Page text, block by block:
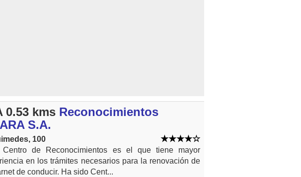
0.53 kms Reconocimientos
S.A.
100
Centro de Reconocimientos es el que tiene mayor
en los trámites necesarios para la renovación de
de conducir. Ha sido Cent...